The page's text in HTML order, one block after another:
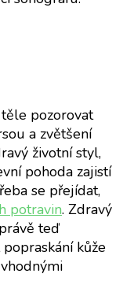
pozorovat
a zvětšení
životní styl,
pohoda zajistí
se přejídat,
potravin. Zdravý
teď
kůže